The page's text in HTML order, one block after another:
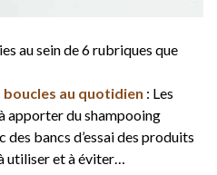
au sein de 6 rubriques que
au quotidien : Les
apporter du shampooing
des bancs d’essai des produits
utiliser et à éviter…